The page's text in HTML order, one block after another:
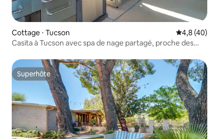
Cottage ⋅ Tucson Évaluation
4,8 (40)
Casita à Tucson avec spa de nage partagé, proche des
Superhôte
Superhôte